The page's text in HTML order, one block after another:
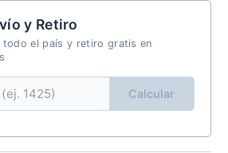
y Retiro
todo el país y retiro gratis en
Calcular